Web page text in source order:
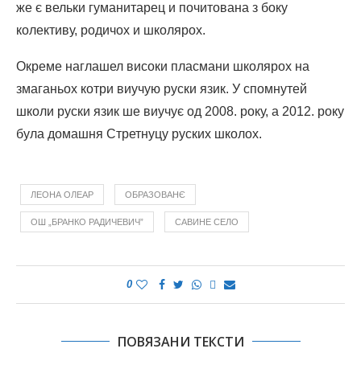
же є вельки гуманитарец и почитована з боку
колективу, родичох и школярох.
Окреме наглашел високи пласмани школярох на
змаганьох котри виучую руски язик. У спомнутей
школи руски язик ше виучує од 2008. року, а 2012. року
була домашня Стретнуцу руских школох.
ЛЕОНА ОЛЕАР ОБРАЗОВАНЄ
ОШ „БРАНКО РАДИЧЕВИЧ” САВИНЕ СЕЛО
0
ПОВЯЗАНИ ТЕКСТИ